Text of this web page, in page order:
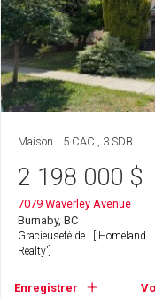
Maison 5 CAC , 3 SDB
2 198 000 $
7079 Waverley Avenue
Burnaby, BC
Gracieuseté de : ['Homeland
Realty']
Enregistrer